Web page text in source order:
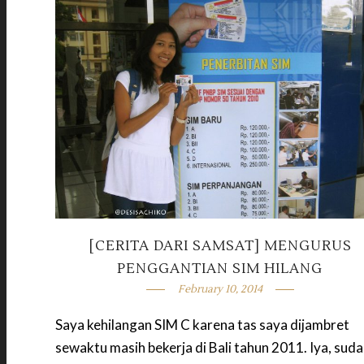
[CERITA DARI SAMSAT] MENGURUS
PENGGANTIAN SIM HILANG
February 10, 2014
Saya kehilangan SIM C karena tas saya dijambret
sewaktu masih bekerja di Bali tahun 2011. Iya,